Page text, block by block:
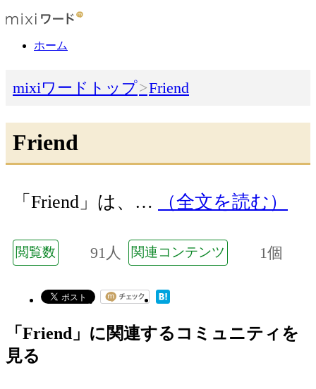
ホーム
mixiワードトップ Friend
Friend
「Friend」は、… （全文を読む）
閲覧数 91人 関連コンテンツ 1個
「Friend」に関連するコミュニティを
見る